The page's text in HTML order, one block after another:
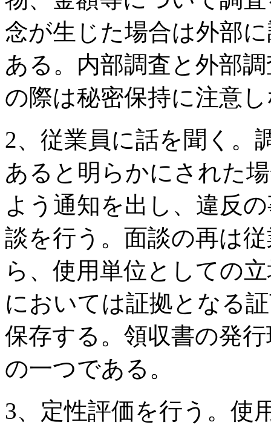
念が生じた場合は外部
ある。内部調査と外部
の際は秘密保持に注意
2、従業員に話を聞く。
あると明らかにされた
よう通知を出し、違反
談を行う。面談の再は
ら、使用単位としての
においては証拠となる
保存する。領収書の発
の一つである。
3、定性評価を行う。使